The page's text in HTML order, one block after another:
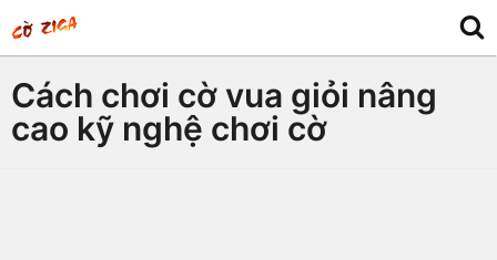
Cách chơi cờ vua giỏi nâng
cao kỹ nghệ chơi cờ